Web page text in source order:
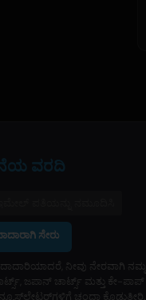
ವರದಿ
ಸೇರು
ನೀವು ನೇರವಾಗಿ ನಮ್ಮ
ಜಪಾನ್ ಚಾರ್ಟ್ಸ್ ಮತ್ತು ಕೇ-ಪಾಪ್
ಚಂದಾ ಕೊಡುತ್ತೀರಿ.